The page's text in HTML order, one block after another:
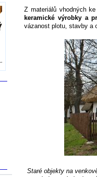
Z materiálů vhodných
keramické výrobky a
vázanost plotu, stavby a
Staré objekty na